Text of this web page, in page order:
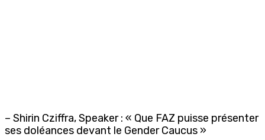
– Shirin Cziffra, Speaker : « Que FAZ puisse présenter
ses doléances devant le Gender Caucus »